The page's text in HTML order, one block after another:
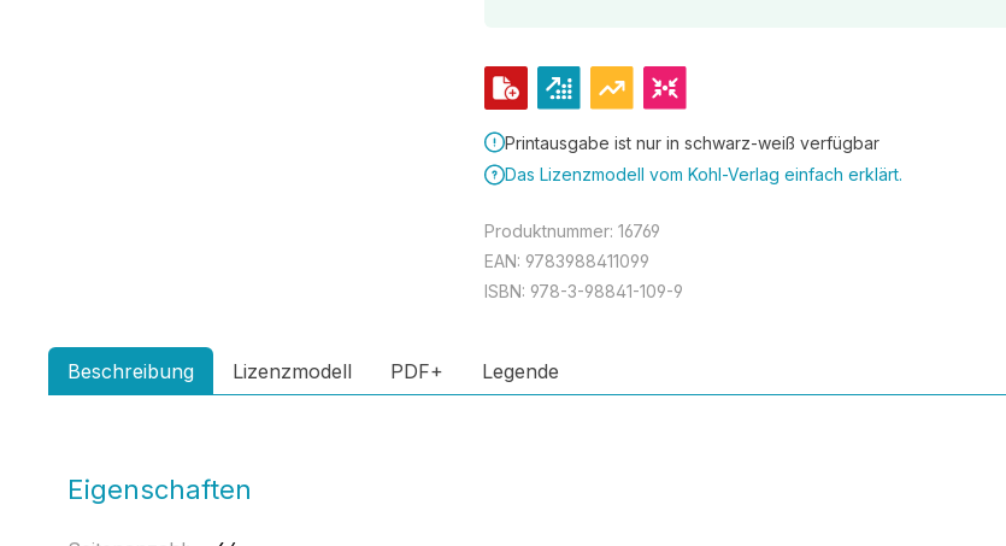
Printausgabe ist nur in schwarz-weiß verfügbar
Das Lizenzmodell vom Kohl-Verlag einfach erklärt.
Produktnummer:16769
EAN: 9783988411099
ISBN: 978-3-98841-109-9
Beschreibung Lizenzmodell PDF+ Legende
Eigenschaften